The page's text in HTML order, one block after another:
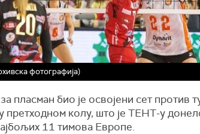
фотографија)
пласман био је освојени сет против
претходном колу, што је ТЕНТ-у
11 тимова Европе.